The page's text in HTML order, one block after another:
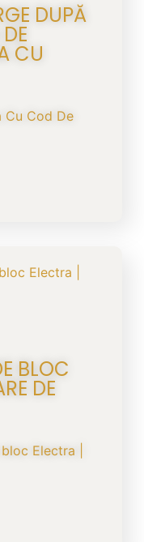
DUPĂ
CU
Cu Cod De
BLOC
DE
Electra |